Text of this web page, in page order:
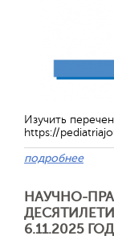
Изучить
https://
подробнее
НАУЧНО-
6.11.2025